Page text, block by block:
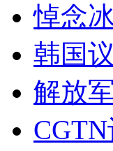
悼念
韩国
解放